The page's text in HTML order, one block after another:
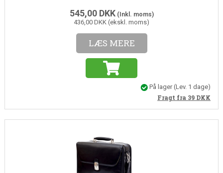
545,00 DKK(Inkl. moms)
436,00 DKK (ekskl. moms)
LÆS MERE
På lager(Lev. 1 dage)
Fragt fra 39 DKK